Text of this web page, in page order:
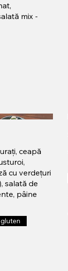
mix -
ceapă
cu verdețuri
salată de
pâine
gluten